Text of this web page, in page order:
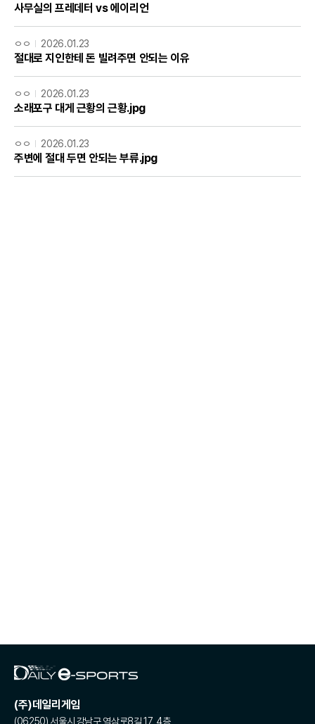
사무실의 프레데터 vs 에이리언
ㅇㅇ 2026.01.23
절대로 지인한테 돈 빌려주면 안되는 이유
ㅇㅇ 2026.01.23
소래포구 대게 근황의 근황.jpg
ㅇㅇ 2026.01.23
주변에 절대 두면 안되는 부류.jpg
(주)데일리게임
(06250) 서울시 강남구 역삼로8길 17, 4층